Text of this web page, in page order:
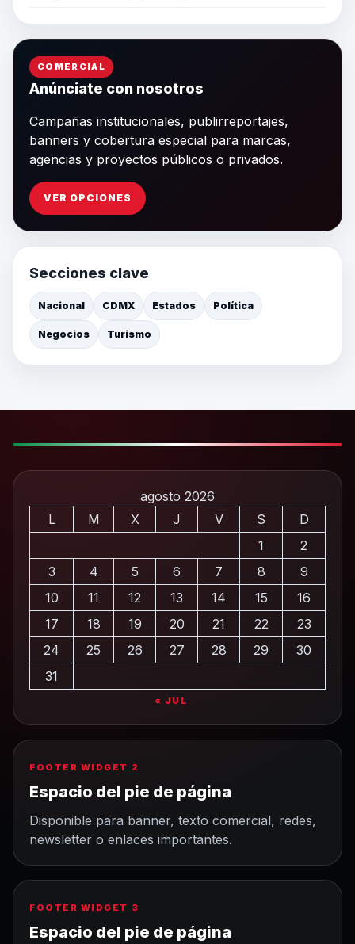
COMERCIAL
Anúnciate con nosotros
Campañas institucionales, publirreportajes,
banners y cobertura especial para marcas,
agencias y proyectos públicos o privados.
VER OPCIONES
Secciones clave
Nacional CDMX Estados Política
Negocios Turismo
agosto 2026
L
M X J V S
D
1
2
3
4 5 6 7 8
9
10
11 12 13 14 15
16
17
18 19 20 21 22
23
24
25 26 27 28 29
30
31
« JUL
FOOTER WIDGET 2
Espacio del pie de página
Disponible para banner, texto comercial, redes,
newsletter o enlaces importantes.
FOOTER WIDGET 3
Espacio del pie de página